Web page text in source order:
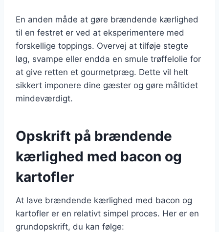
En anden måde at gøre brændende kærlighed
til en festret er ved at eksperimentere med
forskellige toppings. Overvej at tilføje stegte
løg, svampe eller endda en smule trøffelolie for
at give retten et gourmetpræg. Dette vil helt
sikkert imponere dine gæster og gøre måltidet
mindeværdigt.
Opskrift på brændende
kærlighed med bacon og
kartofler
At lave brændende kærlighed med bacon og
kartofler er en relativt simpel proces. Her er en
grundopskrift, du kan følge: